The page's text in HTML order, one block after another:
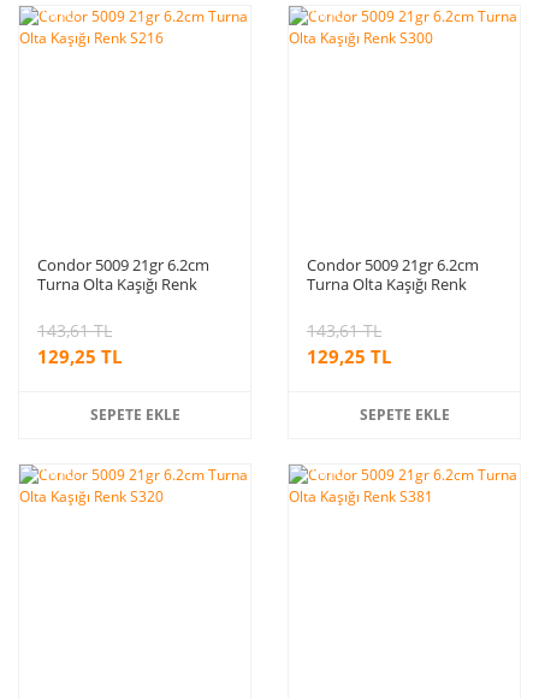
%10
Condor 5009 21gr 6.2cm
Turna Olta Kaşığı Renk
129,25 TL
143,61 TL
SEPETE EKLE
%10
Condor 5009 21gr 6.2cm
Turna Olta Kaşığı Renk
129,25 TL
143,61 TL
SEPETE EKLE
%10 %10